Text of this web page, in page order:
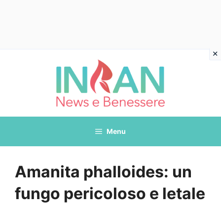
Menu
Amanita phalloides: un
fungo pericoloso e letale